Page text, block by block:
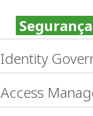
Identity
Access